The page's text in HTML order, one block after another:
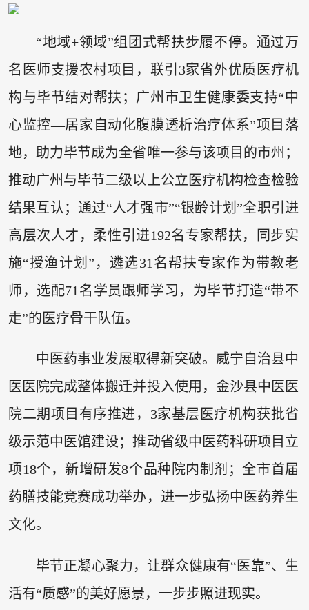
“地域+领域”组团式帮扶步履不停。通过万
名医师支援农村项目，联引3家省外优质医疗机
构与毕节结对帮扶；广州市卫生健康委支持“中
心监控—居家自动化腹膜透析治疗体系”项目落
地，助力毕节成为全省唯一参与该项目的市州；
推动广州与毕节二级以上公立医疗机构检查检验
结果互认；通过“人才强市”“银龄计划”全职引进
高层次人才，柔性引进192名专家帮扶，同步实
施“授渔计划”，遴选31名帮扶专家作为带教老
师，选配71名学员跟师学习，为毕节打造“带不
走”的医疗骨干队伍。
中医药事业发展取得新突破。威宁自治县中
医医院完成整体搬迁并投入使用，金沙县中医医
院二期项目有序推进，3家基层医疗机构获批省
级示范中医馆建设；推动省级中医药科研项目立
项18个，新增研发8个品种院内制剂；全市首届
药膳技能竞赛成功举办，进一步弘扬中医药养生
文化。
毕节正凝心聚力，让群众健康有“医靠”、生
活有“质感”的美好愿景，一步步照进现实。